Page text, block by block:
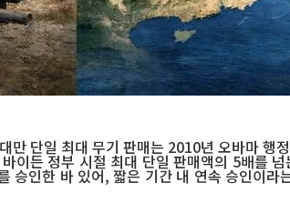
단일 최대 무기 판매는 2010년 오바마
든 정부 시절 최대 단일 판매액의 5배를
인한 바 있어, 짧은 기간 내 연속 승인이